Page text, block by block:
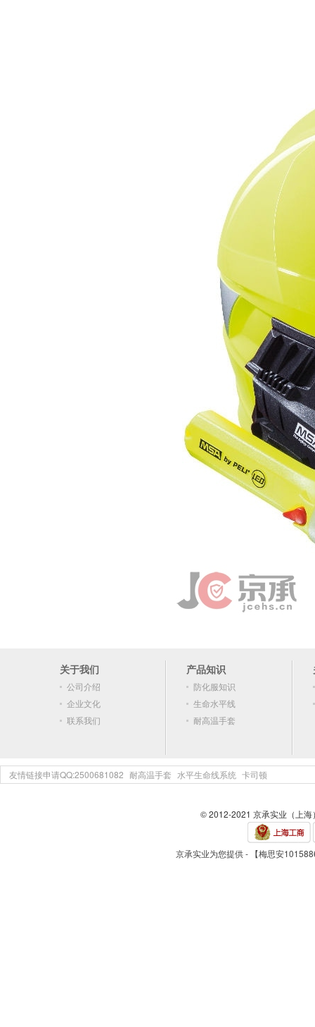
关于我们
公司介绍
企业文化
联系我们
产品知识
防化服知识
生命水平线
耐高温手套
友情链接申请QQ:2500681082 耐高温手套 水平生命线系统 卡司顿
© 2012-2021 京承实业（上
京承实业为您提供 - 【梅思安